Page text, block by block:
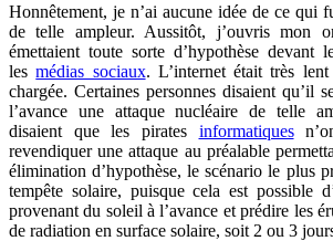
Honnêtement, je n’ai aucune idée de ce qui
de telle ampleur. Aussitôt, j’ouvris mon
émettaient toute sorte d’hypothèse devant
lesmédias sociaux. L’internet était très
chargée. Certaines personnes disaient qu’il
l’avance une attaque nucléaire de telle
disaient que les pirates informatiques
revendiquer une attaque au préalable
élimination d’hypothèse, le scénario le plus
tempête solaire, puisque cela est possible
provenant du soleil à l’avance et prédire les
de radiation en surface solaire, soit 2 ou 3